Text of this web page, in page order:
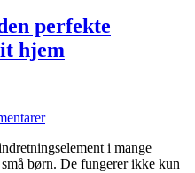
perfekte
hjem
i mange
børn. De fungerer ikke kun